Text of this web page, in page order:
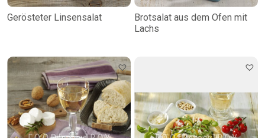
Gerösteter Linsensalat
Brotsalat aus dem Ofen mit
Lachs